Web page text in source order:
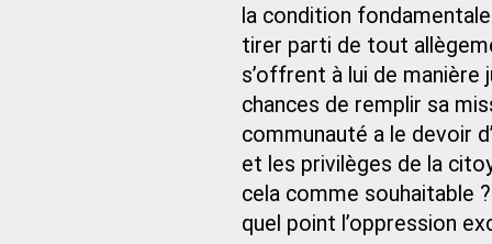
la condition
tirer parti de tout
s’offrent à lui de manière
chances de remplir sa
communauté a le devoir
et les privilèges de la
cela comme souhaitable
quel point l’oppression